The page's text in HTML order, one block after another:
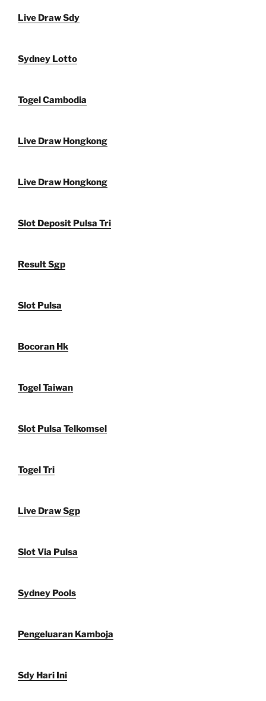
Live Draw Sdy
Sydney Lotto
Togel Cambodia
Live Draw Hongkong
Live Draw Hongkong
Slot Deposit Pulsa Tri
Result Sgp
Slot Pulsa
Bocoran Hk
Togel Taiwan
Slot Pulsa Telkomsel
Togel Tri
Live Draw Sgp
Slot Via Pulsa
Sydney Pools
Pengeluaran Kamboja
Sdy Hari Ini